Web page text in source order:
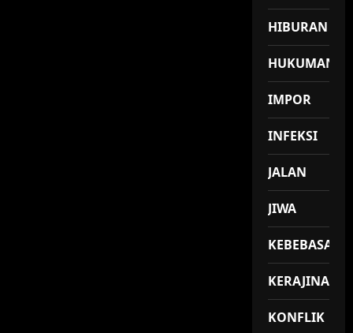
HIBURAN
HUKUMAN
IMPOR
INFEKSI
JALAN
JIWA
KEBEBASAN
KERAJINAN
KONFLIK